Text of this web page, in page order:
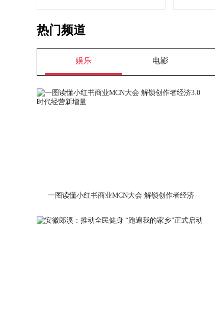
热门频道
娱乐 电影
一图读懂小红书商业MCN大会 解锁创作者经济